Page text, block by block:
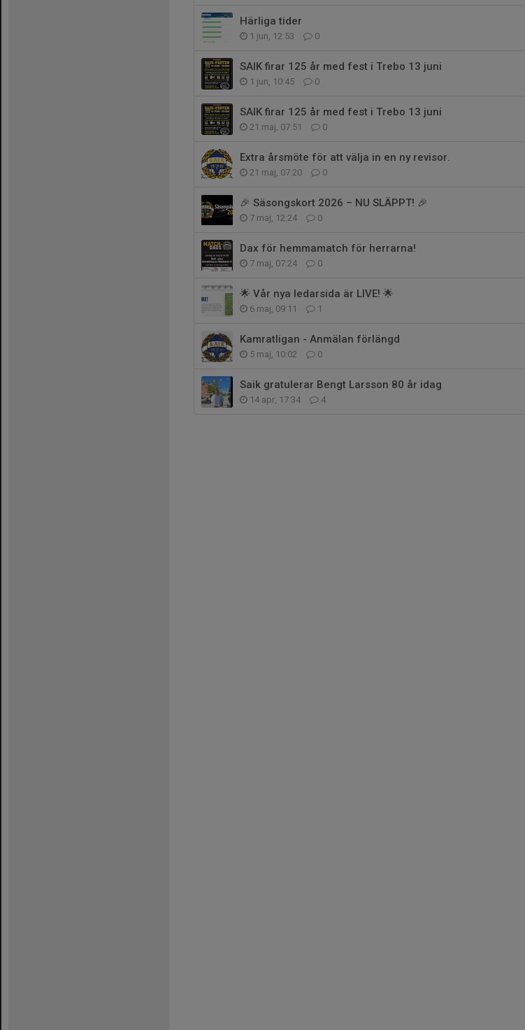
Härliga tider
1 jun, 12:53 0
SAIK firar 125 år med fest i Trebo 13 juni
1 jun, 10:45 0
SAIK firar 125 år med fest i Trebo 13 juni
21 maj, 07:51 0
Extra årsmöte för att välja in en ny revisor.
21 maj, 07:20 0
🎉 Säsongskort 2026 – NU SLÄPPT! 🎉
7 maj, 12:24 0
Dax för hemmamatch för herrarna!
7 maj, 07:24 0
🌟 Vår nya ledarsida är LIVE! 🌟
6 maj, 09:11 1
Kamratligan - Anmälan förlängd
5 maj, 10:02 0
Saik gratulerar Bengt Larsson 80 år idag
14 apr, 17:34 4